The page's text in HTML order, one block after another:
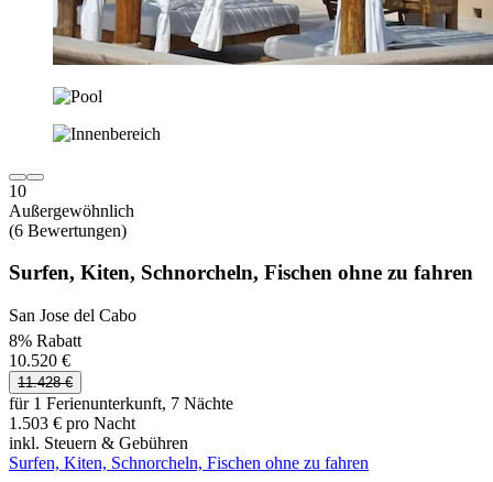
10
Außergewöhnlich
(6 Bewertungen)
Surfen, Kiten, Schnorcheln, Fischen ohne zu fahren
San Jose del Cabo
8% Rabatt
10.520 €
11.428 €
für 1 Ferienunterkunft, 7 Nächte
1.503 € pro Nacht
inkl. Steuern & Gebühren
Surfen, Kiten, Schnorcheln, Fischen ohne zu fahren